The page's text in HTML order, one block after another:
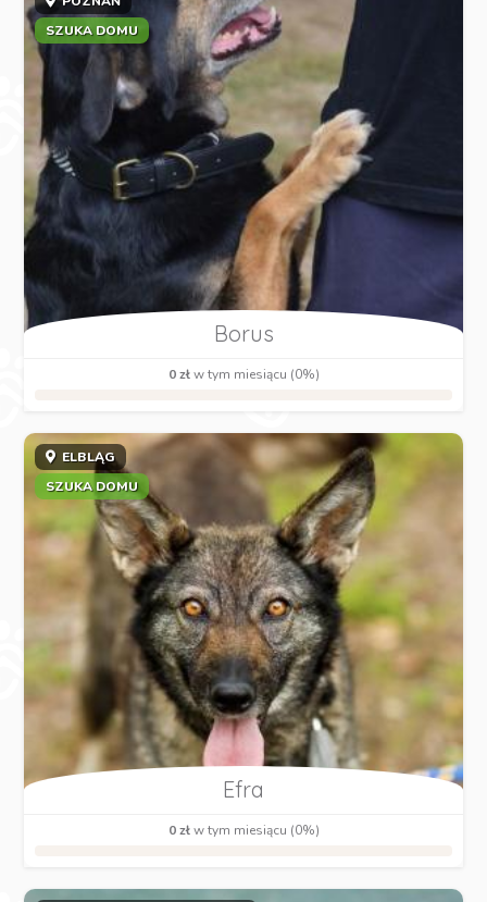
SZUKA DOMU
Borus
0 złw tym miesiącu (0%)
ELBLĄG
SZUKA DOMU
Efra
0 złw tym miesiącu (0%)